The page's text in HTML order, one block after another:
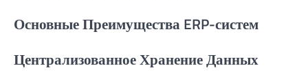
Основные Преимущества ERP-систем
Централизованное Хранение Данных